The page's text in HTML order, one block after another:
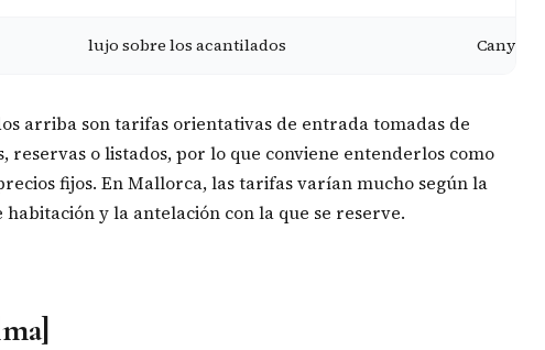
lujo sobre los acantilados Canyamel
arriba son tarifas orientativas de entrada tomadas de
reservas o listados, por lo que conviene entenderlos como
fijos. En Mallorca, las tarifas varían mucho según la
y la antelación con la que se reserve.